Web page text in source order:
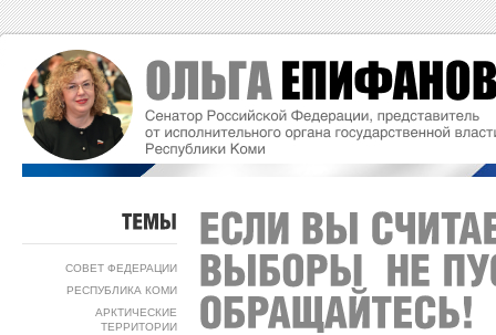
СОВЕТ ФЕДЕРАЦИИ
РЕСПУБЛИКА КОМИ
АРКТИЧЕСКИЕ
ТЕРРИТОРИИ